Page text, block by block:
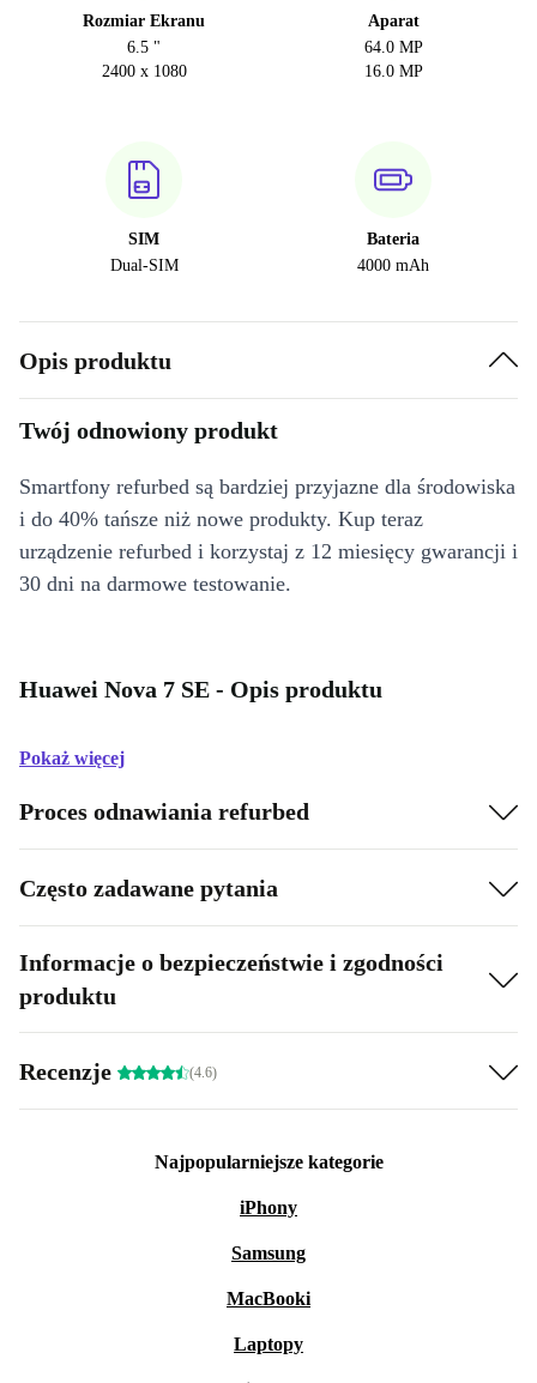
Rozmiar Ekranu
6.5 "
2400 x 1080
Aparat
64.0 MP
16.0 MP
SIM
Dual-SIM
Bateria
4000 mAh
Opis produktu
Twój odnowiony produkt
Smartfony refurbed są bardziej przyjazne dla środowiska
i do 40% tańsze niż nowe produkty. Kup teraz
urządzenie refurbed i korzystaj z 12 miesięcy gwarancji i
30 dni na darmowe testowanie.
Huawei Nova 7 SE - Opis produktu
Pokaż więcej
Proces odnawiania refurbed
Często zadawane pytania
Informacje o bezpieczeństwie i zgodności
produktu
Recenzje (4.6)
Najpopularniejsze kategorie
iPhony
Samsung
MacBooki
Laptopy